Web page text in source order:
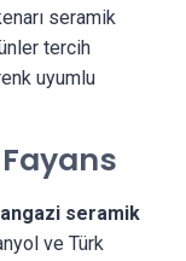
seramik
tercih
uyumlu
seramik
ve Türk